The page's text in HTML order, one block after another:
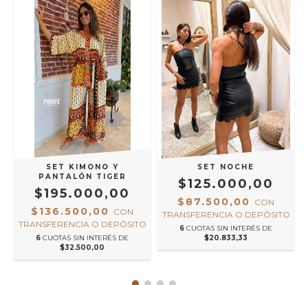
SET KIMONO Y
PANTALÓN TIGER
$195.000,00
$136.500,00 CON
TRANSFERENCIA O DEPÓSITO
6 CUOTAS SIN INTERÉS DE
$32.500,00
SET NOCHE
$125.000,00
$87.500,00 CON
TRANSFERENCIA O DEPÓSITO
6 CUOTAS SIN INTERÉS DE
$20.833,33